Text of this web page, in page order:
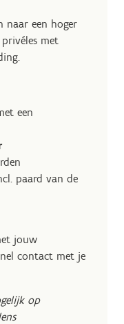
naar een hoger
met
een
paard van de
jouw
contact met je
op